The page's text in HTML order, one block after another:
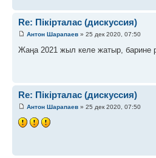
Re: Пікірталас (дискуссия)
Антон Шарапаев » 25 дек 2020, 07:50
Жаңа 2021 жыл келе жатыр, барине
Re: Пікірталас (дискуссия)
Антон Шарапаев » 25 дек 2020, 07:50